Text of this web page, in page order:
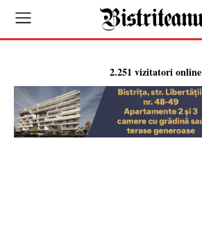
2.251 vizitatori online